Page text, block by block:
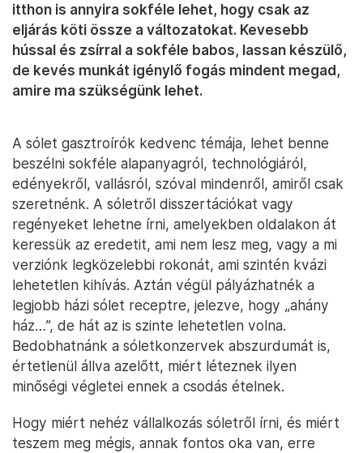
itthon is annyira sokféle lehet, hogy csak az
eljárás köti össze a változatokat. Kevesebb
hússal és zsírral a sokféle babos, lassan készülő,
de kevés munkát igénylő fogás mindent megad,
amire ma szükségünk lehet.
A sólet gasztroírók kedvenc témája, lehet benne
beszélni sokféle alapanyagról, technológiáról,
edényekről, vallásról, szóval mindenről, amiről csak
szeretnénk. A sóletről disszertációkat vagy
regényeket lehetne írni, amelyekben oldalakon át
keressük az eredetit, ami nem lesz meg, vagy a mi
verziónk legközelebbi rokonát, ami szintén kvázi
lehetetlen kihívás. Aztán végül pályázhatnék a
legjobb házi sólet receptre, jelezve, hogy „ahány
ház…”, de hát az is szinte lehetetlen volna.
Bedobhatnánk a sóletkonzervek abszurdumát is,
értetlenül állva azelőtt, miért léteznek ilyen
minőségi végletei ennek a csodás ételnek.
Hogy miért nehéz vállalkozás sóletről írni, és miért
teszem meg mégis, annak fontos oka van, erre